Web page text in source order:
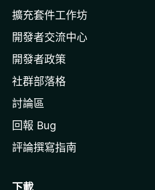
a
官
網
擴充套件工作坊
開發者交流中心
開發者政策
社群部落格
討論區
回報 Bug
評論撰寫指南
下載